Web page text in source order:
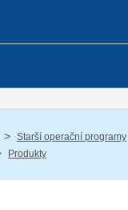
/ Starší operační programy
Produkty